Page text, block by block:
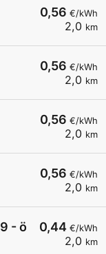
0,56 €/kWh
2,0 km
0,56 €/kWh
2,0 km
0,56 €/kWh
2,0 km
0,56 €/kWh
2,0 km
0,44 €/kWh
2,0 km
- öffentlich